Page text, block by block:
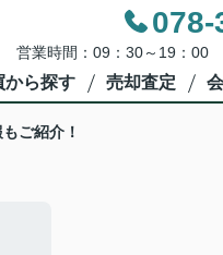
078-
営業時間：09：30～19：00
から探す 売却査定
ご紹介！